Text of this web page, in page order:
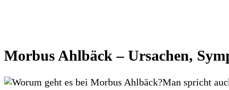
Morbus Ahlbäck – Ursachen,
Man spricht